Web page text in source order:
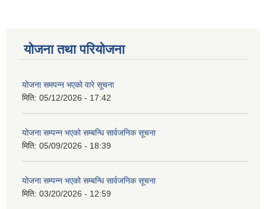
योजना तथा परियोजना
योजना समपन्न भएको वारे सूचना
मिति: 05/12/2026 - 17:42
योजना सम्पन्न भएको सम्बन्धि सार्वजनिक सूचना
मिति: 05/09/2026 - 18:39
योजना सम्पन्न भएको सम्बन्धि सार्वजनिक सूचना
मिति: 03/20/2026 - 12:59